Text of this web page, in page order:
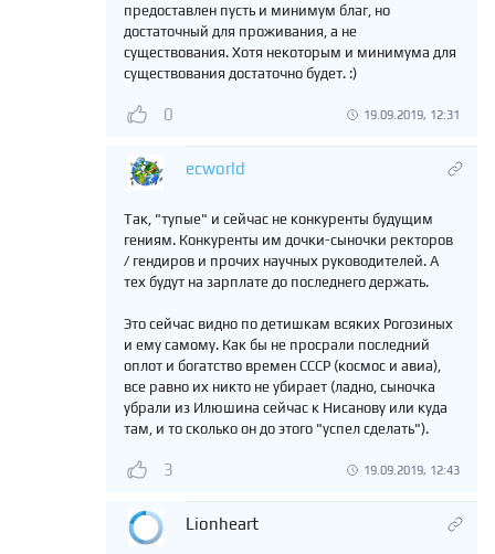
предоставлен пусть и минимум благ, но
достаточный для проживания, а не
существования. Хотя некоторым и минимума для
существования достаточно будет. :)
0 19.09.2019, 12:31
ecworld
Так, "тупые" и сейчас не конкуренты будущим
гениям. Конкуренты им дочки-сыночки ректоров
/ гендиров и прочих научных руководителей. А
тех будут на зарплате до последнего держать.
Это сейчас видно по детишкам всяких Рогозиных
и ему самому. Как бы не просрали последний
оплот и богатство времен СССР (космос и авиа),
все равно их никто не убирает (ладно, сыночка
убрали из Илюшина сейчас к Нисанову или куда
там, и то сколько он до этого "успел сделать").
3 19.09.2019, 12:43
Lionheart